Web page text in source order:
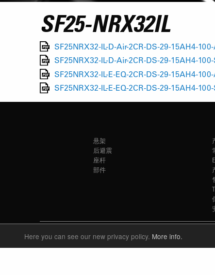
Here you can see our new privacy policy. More info.
SF25-NRX32IL
SF25NRX32-IL-D-Air-2CR-DS-29-15AH4-
SF25NRX32-IL-D-Air-2CR-DS-29-15AH4-
SF25NRX32-IL-E-EQ-2CR-DS-29-15AH4-
SF25NRX32-IL-E-EQ-2CR-DS-29-15AH4-
悬架
后避震
座杆
部件